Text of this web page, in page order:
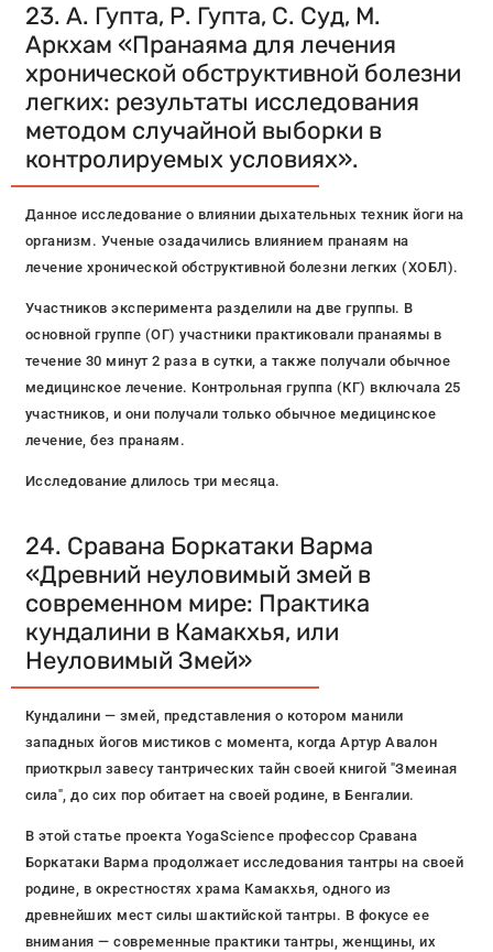
23. А. Гупта, Р. Гупта, С. Суд, М.
Аркхам «Пранаяма для лечения
хронической обструктивной болезни
легких: результаты исследования
методом случайной выборки в
контролируемых условиях».
Данное исследование о влиянии дыхательных техник йоги на
организм. Ученые озадачились влиянием пранаям на
лечение хронической обструктивной болезни легких (ХОБЛ).
Участников эксперимента разделили на две группы. В
основной группе (ОГ) участники практиковали пранаямы в
течение 30 минут 2 раза в сутки, а также получали обычное
медицинское лечение. Контрольная группа (КГ) включала 25
участников, и они получали только обычное медицинское
лечение, без пранаям.
Исследование длилось три месяца.
24. Сравана Боркатаки Варма
«Древний неуловимый змей в
современном мире: Практика
кундалини в Камакхья, или
Неуловимый Змей»
Кундалини — змей, представления о котором манили
западных йогов мистиков с момента, когда Артур Авалон
приоткрыл завесу тантрических тайн своей книгой "Змеиная
сила", до сих пор обитает на своей родине, в Бенгалии.
В этой статье проекта YogaScience профессор Сравана
Боркатаки Варма продолжает исследования тантры на своей
родине, в окрестностях храма Камакхья, одного из
древнейших мест силы шактийской тантры. В фокусе ее
внимания — современные практики тантры, женщины, их